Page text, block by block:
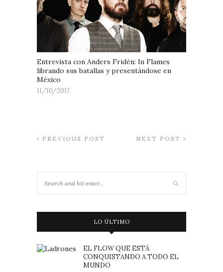
Entrevista con Anders Fridén: In Flames
librando sus batallas y presentándose en
México
11/10/2017
PREVIOUS POST NEXT POST
LO ÚLTIMO
EL FLOW QUE ESTÁ
CONQUISTANDO A TODO EL
MUNDO